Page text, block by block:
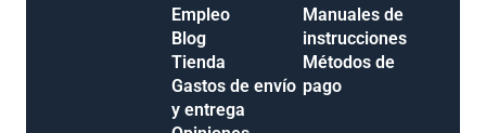
Empleo
Blog
Tienda
Gastos de envío y
entrega
Portal
Manuales de
instrucciones
Métodos de pago